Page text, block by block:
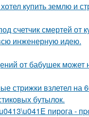
купить землю и
счетчик смертей от
инженерную идею.
от бабушек может
стрижки взлетел на
бутылок.
пирога -